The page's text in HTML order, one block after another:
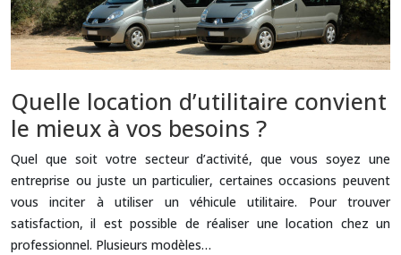
Quelle location d’utilitaire convient
le mieux à vos besoins ?
Quel que soit votre secteur d’activité, que vous soyez une
entreprise ou juste un particulier, certaines occasions peuvent
vous inciter à utiliser un véhicule utilitaire. Pour trouver
satisfaction, il est possible de réaliser une location chez un
professionnel. Plusieurs modèles…